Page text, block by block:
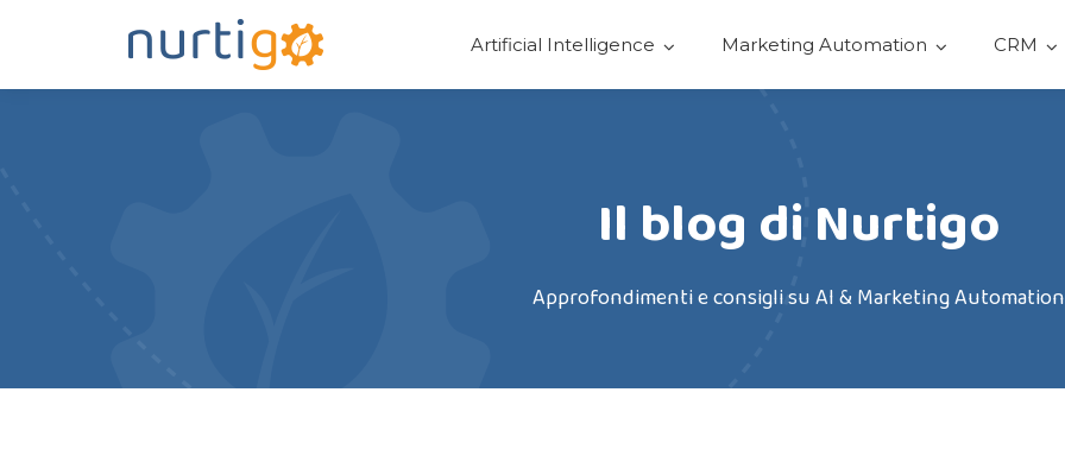
Artificial Intelligence Marketing Automation CRM
Il blog di Nurtigo
Approfondimenti e consigli su AI & Marketing Automation